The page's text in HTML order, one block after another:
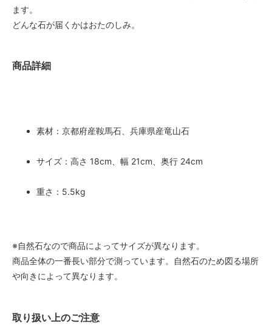
ます。
どんな石が届くかはおたのしみ。
商品詳細
素材：京都府産鞍馬石、兵庫県産竜山石
サイズ：高さ 18cm、幅 21cm、奥行 24cm
重さ：5.5kg
※自然石なので商品によってサイズが異なります。
商品全体の一番長い部分で測っています。自然石のため図る場所
や向きによって異なります。
取り扱い上のご注意